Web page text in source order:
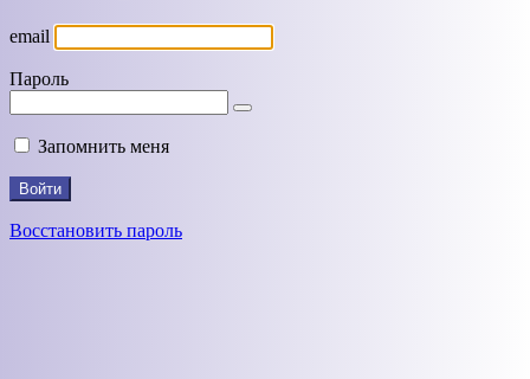
email
Пароль
Запомнить меня
Восстановить пароль